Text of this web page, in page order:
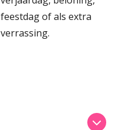
feestdag of als extra
verrassing.